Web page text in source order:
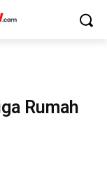
Rumah